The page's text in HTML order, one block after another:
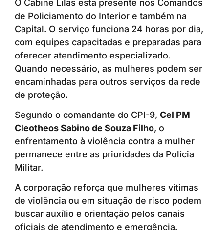
O Cabine Lilás está presente nos Comandos
de Policiamento do Interior e também na
Capital. O serviço funciona 24 horas por dia,
com equipes capacitadas e preparadas para
oferecer atendimento especializado.
Quando necessário, as mulheres podem ser
encaminhadas para outros serviços da rede
de proteção.
Segundo o comandante do CPI-9, Cel PM
Cleotheos Sabino de Souza Filho, o
enfrentamento à violência contra a mulher
permanece entre as prioridades da Polícia
Militar.
A corporação reforça que mulheres vítimas
de violência ou em situação de risco podem
buscar auxílio e orientação pelos canais
oficiais de atendimento e emergência.